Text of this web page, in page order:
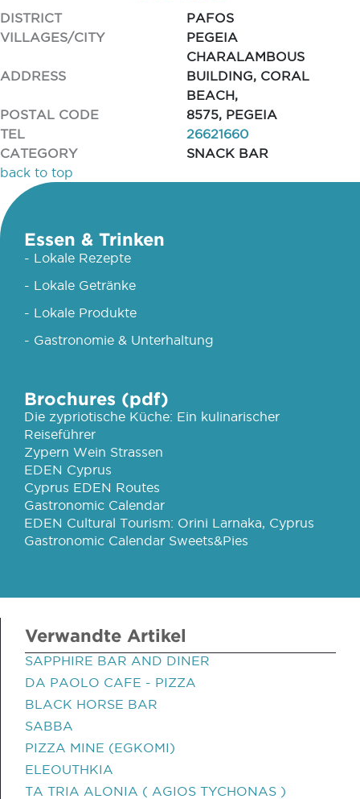
DISTRICT
PAFOS
VILLAGES/CITY
PEGEIA
ADDRESS
CHARALAMBOUS
BUILDING, CORAL
BEACH,
POSTAL CODE
8575, PEGEIA
TEL
26621660
CATEGORY
SNACK BAR
back to top
Essen & Trinken
- Lokale Rezepte
- Lokale Getränke
- Lokale Produkte
- Gastronomie & Unterhaltung
Brochures (pdf)
Die zypriotische Küche: Ein kulinarischer
Reiseführer
Zypern Wein Strassen
EDEN Cyprus
Cyprus EDEN Routes
Gastronomic Calendar
EDEN Cultural Tourism: Orini Larnaka, Cyprus
Gastronomic Calendar Sweets&Pies
Verwandte Artikel
SAPPHIRE BAR AND DINER
DA PAOLO CAFE - PIZZA
BLACK HORSE BAR
SABBA
PIZZA MINE (EGKOMI)
ELEOUTHKIA
TA TRIA ALONIA ( AGIOS TYCHONAS )